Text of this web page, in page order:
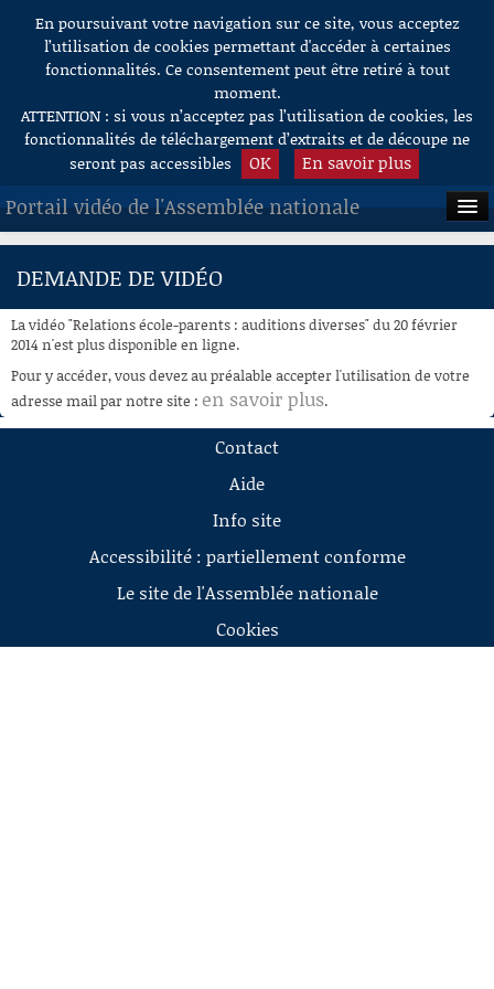
Aller au contenu
En poursuivant votre navigation sur ce site, vous acceptez
l’utilisation de cookies permettant d'accéder à certaines
fonctionnalités. Ce consentement peut être retiré à tout
moment.
ATTENTION : si vous n’acceptez pas l’utilisation de cookies, les
fonctionnalités de téléchargement d’extraits et de découpe ne
seront pas accessibles
OK En savoir plus
Portail vidéo de l'Assemblée nationale
ACCUEIL
À LA DEMANDE
RECHERCHE
AIDE À LA DÉCOUPE
DEMANDE DE VIDÉO
La vidéo "Relations école-parents : auditions diverses" du 20 février
2014 n'est plus disponible en ligne.
Pour y accéder, vous devez au préalable accepter l'utilisation de votre
adresse mail par notre site : en savoir plus.
Contact
Aide
Info site
Accessibilité : partiellement conforme
Le site de l'Assemblée nationale
Cookies